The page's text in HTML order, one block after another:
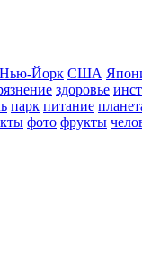
Нью-Йорк США
здоровье
парк питание
фото фрукты